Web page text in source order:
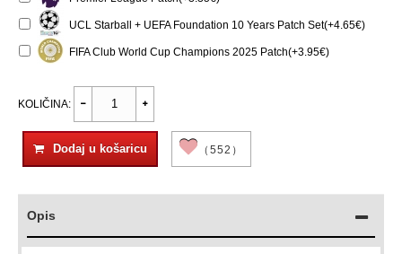
UCL Starball + UEFA Foundation 10 Years Patch Set(+4.65€)
FIFA Club World Cup Champions 2025 Patch(+3.95€)
KOLIČINA:
Dodaj u košaricu （552）
Opis